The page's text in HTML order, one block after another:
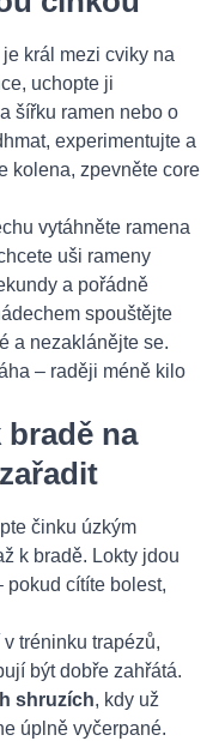
je král mezi cviky na
uchopte ji
šířku ramen nebo o
experimentujte a
kolena, zpevněte core
vytáhněte ramena
uši rameny
a pořádně
spouštějte
a nezaklánějte se.
– raději méně kilo
na
činku úzkým
k bradě. Lokty jdou
pokud cítíte bolest,
tréninku trapézů,
být dobře zahřátá.
shruzích, kdy už
úplně vyčerpané.